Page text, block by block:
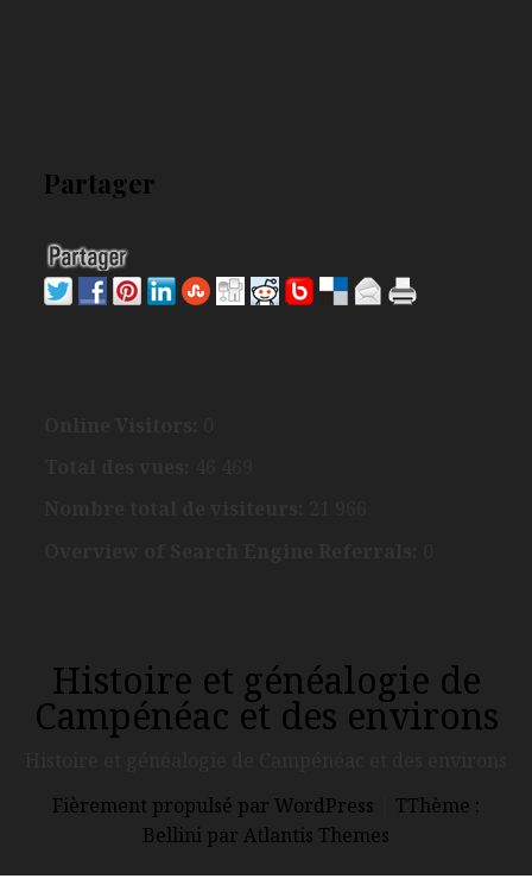
Partager
Histoire et généalogie de
Campénéac et des environs
Fièrement propulsé par WordPress
TThème :
Bellini par Atlantis Themes